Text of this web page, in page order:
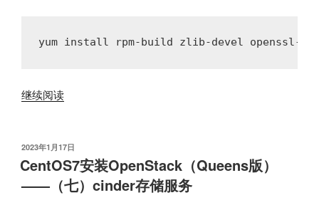
继续阅读“CentOS7
rpm
包
升
级
发
布
于
2023年1月17日
CentOS7安装OpenStack（Queens版）
——（七）cinder存储服务